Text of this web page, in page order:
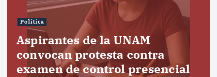
Política
Aspirantes de la UNAM
convocan protesta contra
examen de control presencial